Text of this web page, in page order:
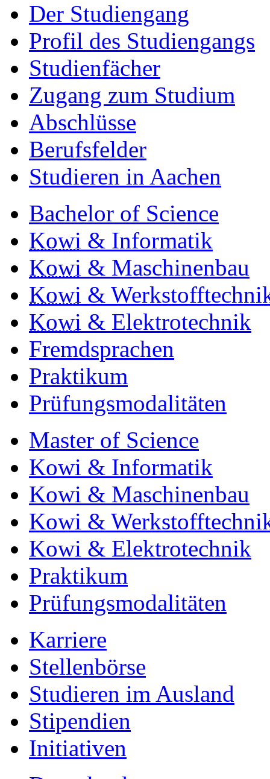
Der Studiengang
Profil des Studiengangs
Studienfächer
Zugang zum Studium
Abschlüsse
Berufsfelder
Studieren in Aachen
Bachelor of Science
Kowi & Informatik
Kowi & Maschinenbau
Kowi &
Kowi & Elektrotechnik
Fremdsprachen
Praktikum
Prüfungsmodalitäten
Master of Science
Kowi & Informatik
Kowi & Maschinenbau
Kowi &
Kowi & Elektrotechnik
Praktikum
Prüfungsmodalitäten
Karriere
Stellenbörse
Studieren im Ausland
Stipendien
Initiativen